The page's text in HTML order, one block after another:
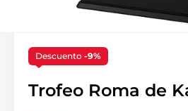
Descuento -9%
Trofeo Roma de